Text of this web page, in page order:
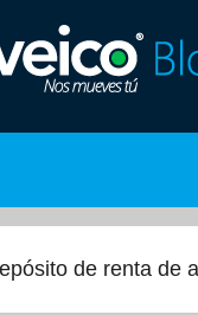
de renta de